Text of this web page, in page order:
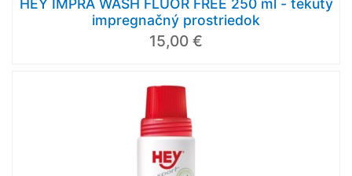
HEY IMPRA WASH FLUOR FREE 250 ml - tekutý
impregnačný prostriedok
15,00 €